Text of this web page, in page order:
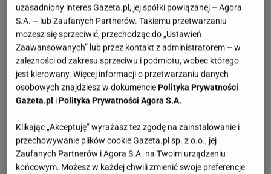
uzasadniony interes Gazeta.pl, jej spółki powiązanej – Agora
S.A. – lub Zaufanych Partnerów. Takiemu przetwarzaniu
możesz się sprzeciwić, przechodząc do „Ustawień
Zaawansowanych” lub przez kontakt z administratorem – w
zależności od zakresu sprzeciwu i podmiotu, wobec którego
jest kierowany. Więcej informacji o przetwarzaniu danych
osobowych znajdziesz w dokumencie Polityka Prywatności
Gazeta.pl i Polityka Prywatności Agora S.A.
Klikając „Akceptuję” wyrażasz też zgodę na zainstalowanie i
przechowywanie plików cookie Gazeta.pl sp. z o.o., jej
Zaufanych Partnerów i Agora S.A. na Twoim urządzeniu
końcowym. Możesz w każdej chwili zmienić swoje preferencje